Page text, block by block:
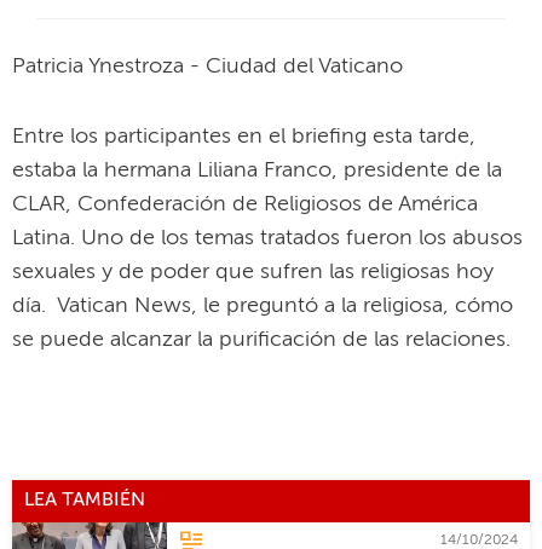
Patricia Ynestroza - Ciudad del Vaticano
Entre los participantes en el briefing esta tarde,
estaba la hermana Liliana Franco, presidente de la
CLAR, Confederación de Religiosos de América
Latina. Uno de los temas tratados fueron los abusos
sexuales y de poder que sufren las religiosas hoy
día. Vatican News, le preguntó a la religiosa, cómo
se puede alcanzar la purificación de las relaciones.
LEA TAMBIÉN
14/10/2024